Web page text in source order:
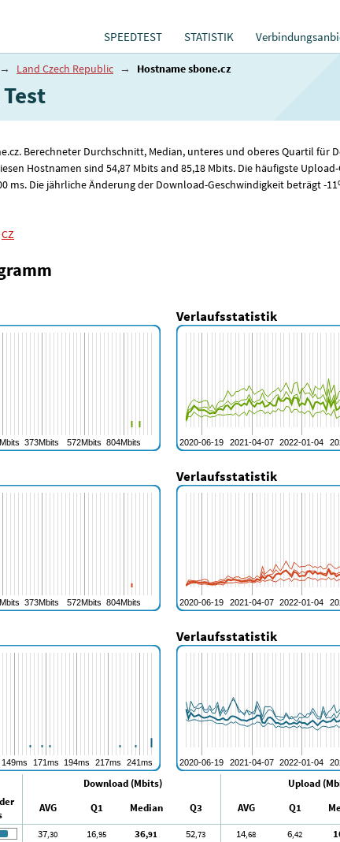
SPEEDTEST STATISTIK
→ Land Czech Republic → Hostname sbone.cz
Berechneter Durchschnitt, Median, unteres und oberes Quartil für
Hostnamen sind 54,87 Mbits and 85,18 Mbits. Die häufigste
ms. Die jährliche Änderung der Download-Geschwindigkeit beträgt -
CZ
Verlaufsstatistik
Verlaufsstatistik
Verlaufsstatistik
Download (Mbits) Upload
AVG Q1 Median Q3 AVG Q1
37,30 16,95 36,91 52,73 14,68 6,42